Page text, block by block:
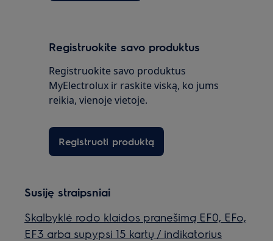
Registruokite savo produktus
Registruokite savo produktus
MyElectrolux ir raskite viską, ko jums
reikia, vienoje vietoje.
Registruoti produktą
Susiję straipsniai
Skalbyklė rodo klaidos pranešimą EF0, EFo,
EF3 arba supypsi 15 kartų / indikatorius